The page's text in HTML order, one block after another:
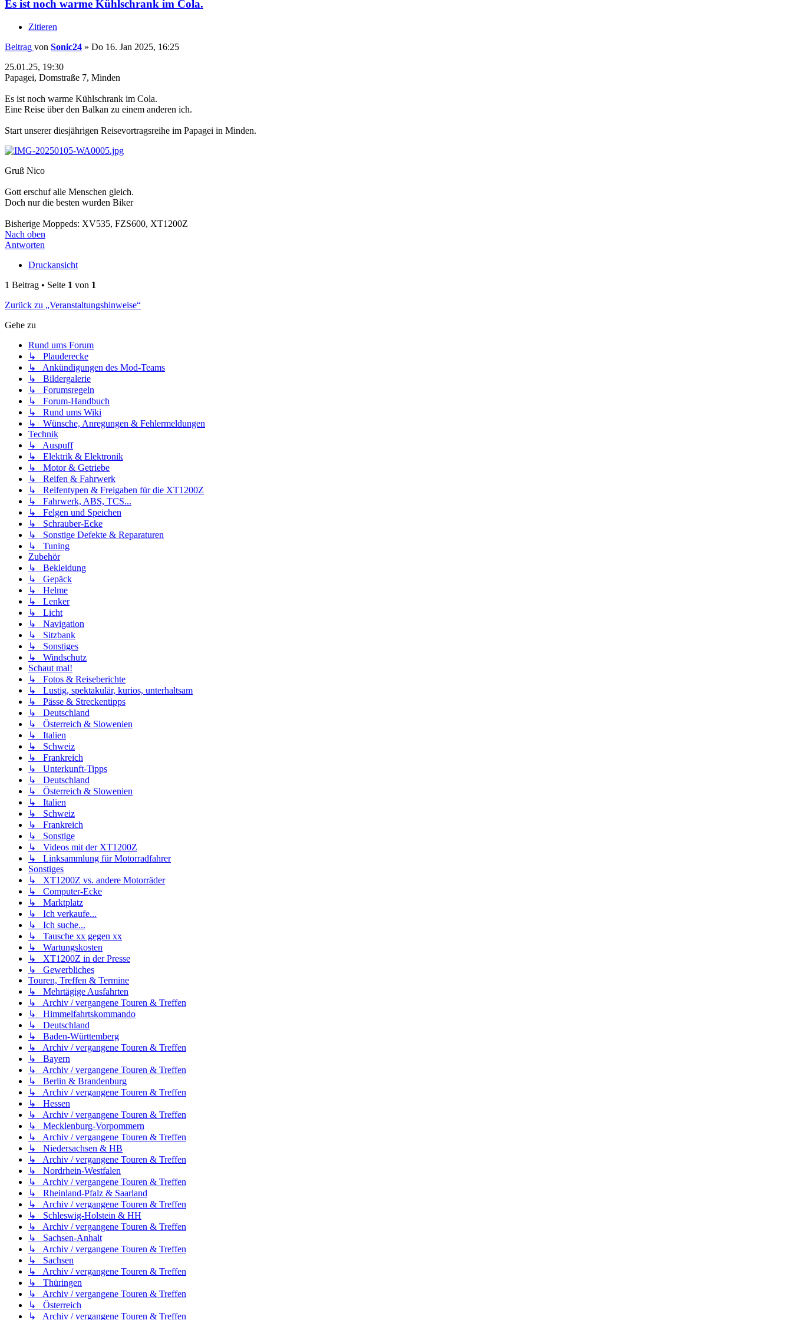
Es ist noch warme Kühlschrank im Cola.
Zitieren
Beitrag von Sonic24 » Do 16. Jan 2025, 16:25
25.01.25, 19:30
Papagei, Domstraße 7, Minden
Es ist noch warme Kühlschrank im Cola.
Eine Reise über den Balkan zu einem anderen ich.
Start unserer diesjährigen Reisevortragsreihe im Papagei in Minden.
Gruß Nico
Gott erschuf alle Menschen gleich.
Doch nur die besten wurden Biker
Bisherige Moppeds: XV535, FZS600, XT1200Z
Nach oben
Antworten
Druckansicht
1 Beitrag • Seite 1 von 1
Zurück zu „Veranstaltungshinweise“
Gehe zu
Rund ums Forum
↳ Plauderecke
↳ Ankündigungen des Mod-Teams
↳ Bildergalerie
↳ Forumsregeln
↳ Forum-Handbuch
↳ Rund ums Wiki
↳ Wünsche, Anregungen & Fehlermeldungen
Technik
↳ Auspuff
↳ Elektrik & Elektronik
↳ Motor & Getriebe
↳ Reifen & Fahrwerk
↳ Reifentypen & Freigaben für die XT1200Z
↳ Fahrwerk, ABS, TCS...
↳ Felgen und Speichen
↳ Schrauber-Ecke
↳ Sonstige Defekte & Reparaturen
↳ Tuning
Zubehör
↳ Bekleidung
↳ Gepäck
↳ Helme
↳ Lenker
↳ Licht
↳ Navigation
↳ Sitzbank
↳ Sonstiges
↳ Windschutz
Schaut mal!
↳ Fotos & Reiseberichte
↳ Lustig, spektakulär, kurios, unterhaltsam
↳ Pässe & Streckentipps
↳ Deutschland
↳ Österreich & Slowenien
↳ Italien
↳ Schweiz
↳ Frankreich
↳ Unterkunft-Tipps
↳ Deutschland
↳ Österreich & Slowenien
↳ Italien
↳ Schweiz
↳ Frankreich
↳ Sonstige
↳ Videos mit der XT1200Z
↳ Linksammlung für Motorradfahrer
Sonstiges
↳ XT1200Z vs. andere Motorräder
↳ Computer-Ecke
↳ Marktplatz
↳ Ich verkaufe...
↳ Ich suche...
↳ Tausche xx gegen xx
↳ Wartungskosten
↳ XT1200Z in der Presse
↳ Gewerbliches
Touren, Treffen & Termine
↳ Mehrtägige Ausfahrten
↳ Archiv / vergangene Touren & Treffen
↳ Himmelfahrtskommando
↳ Deutschland
↳ Baden-Württemberg
↳ Archiv / vergangene Touren & Treffen
↳ Bayern
↳ Archiv / vergangene Touren & Treffen
↳ Berlin & Brandenburg
↳ Archiv / vergangene Touren & Treffen
↳ Hessen
↳ Archiv / vergangene Touren & Treffen
↳ Mecklenburg-Vorpommern
↳ Archiv / vergangene Touren & Treffen
↳ Niedersachsen & HB
↳ Archiv / vergangene Touren & Treffen
↳ Nordrhein-Westfalen
↳ Archiv / vergangene Touren & Treffen
↳ Rheinland-Pfalz & Saarland
↳ Archiv / vergangene Touren & Treffen
↳ Schleswig-Holstein & HH
↳ Archiv / vergangene Touren & Treffen
↳ Sachsen-Anhalt
↳ Archiv / vergangene Touren & Treffen
↳ Sachsen
↳ Archiv / vergangene Touren & Treffen
↳ Thüringen
↳ Archiv / vergangene Touren & Treffen
↳ Österreich
↳ Archiv / vergangene Touren & Treffen